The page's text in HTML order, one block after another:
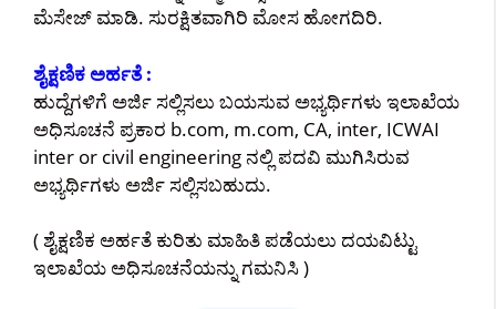
ಮೆಸೇಜ್ ಮಾಡಿ. ಸುರಕ್ಷಿತವಾಗಿರಿ ಮೋಸ ಹೋಗದಿರಿ.
ಶೈಕ್ಷಣಿಕ ಅರ್ಹತೆ :
ಹುದ್ದೆಗಳಿಗೆ ಅರ್ಜಿ ಸಲ್ಲಿಸಲು ಬಯಸುವ ಅಭ್ಯರ್ಥಿಗಳು ಇಲಾಖೆಯ
ಅಧಿಸೂಚನೆ ಪ್ರಕಾರ b.com, m.com, CA, inter, ICWAI
inter or civil engineering ನಲ್ಲಿ ಪದವಿ ಮುಗಿಸಿರುವ
ಅಭ್ಯರ್ಥಿಗಳು ಅರ್ಜಿ ಸಲ್ಲಿಸಬಹುದು.
( ಶೈಕ್ಷಣಿಕ ಅರ್ಹತೆ ಕುರಿತು ಮಾಹಿತಿ ಪಡೆಯಲು ದಯವಿಟ್ಟು
ಇಲಾಖೆಯ ಅಧಿಸೂಚನೆಯನ್ನು ಗಮನಿಸಿ )